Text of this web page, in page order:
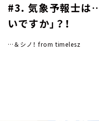
#3. 気象予報士は
いですか」？！
…＆シノ！ from timelesz